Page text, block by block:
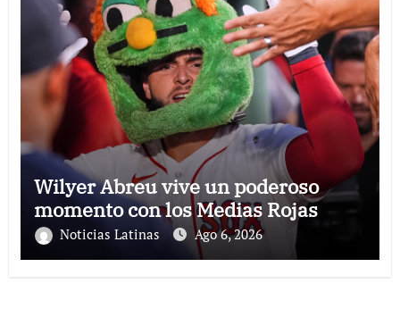
Wilyer Abreu vive un poderoso
momento con los Medias Rojas
Noticias Latinas Ago 6, 2026